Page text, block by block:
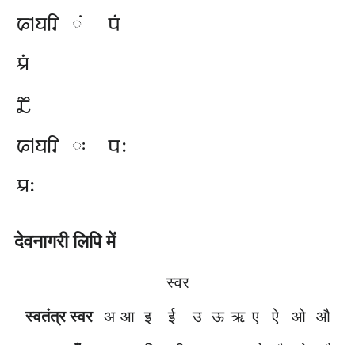
𑆦𑇀𑆪𑆫𑆴
𑆃𑆁
𑆁 𑆥𑆁
𑆢𑆾
𑆦𑇀𑆪𑆫𑆴
𑆃𑆂
𑆂 𑆥𑆂
देवनागरी लिपि में
स्वर
स्वतंत्र स्वर अ आ इ ई उ ऊ ऋ ए ऐ ओ औ